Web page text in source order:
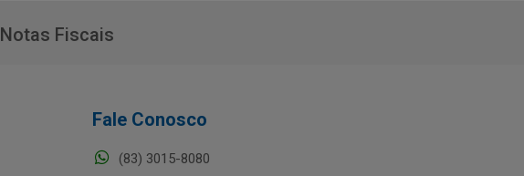
Notas Fiscais
Fale Conosco
(83) 3015-8080